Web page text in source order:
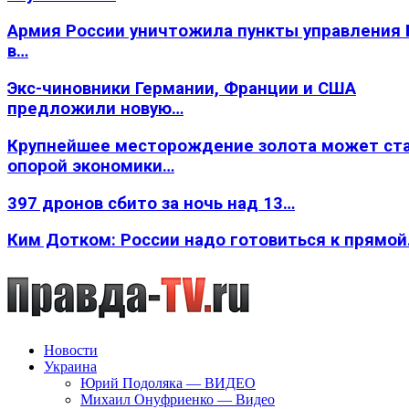
Армия России уничтожила пункты
в…
Экс-чиновники Германии, Франции и США
предложили новую…
Крупнейшее месторождение золота может
опорой экономики…
397 дронов сбито за ночь над 13…
Ким Дотком: России надо готовиться к
Новости
Украина
Юрий Подоляка — ВИДЕО
Михаил Онуфриенко — Видео